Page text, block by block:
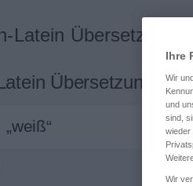
Latein Übersetzung
Übersetzung
„weiß“
Ihre
Wir
und
sind,
wieder
Wir